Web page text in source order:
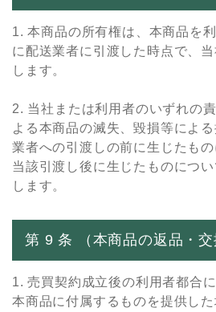
1. 本商品の所有権は、本商品を
に配送業者に引渡した時点で、
します。
2. 当社または利⽤者のいずれの
よる本商品の滅失、毀損等によ
業者への引渡しの前に⽣じたもの
当該引渡し後に⽣じたものにつ
します。
第 9 条 （本商品の返品・交
1. 売買契約成⽴後の利⽤者都合
本商品に付属するものを提供し